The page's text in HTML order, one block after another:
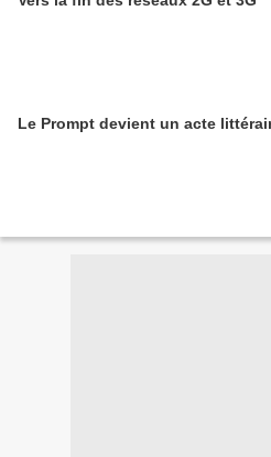
Le Prompt devient un acte